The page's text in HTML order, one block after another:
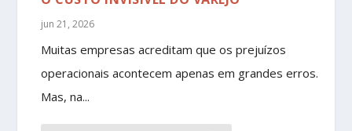
jun 21, 2026
Muitas empresas acreditam que os prejuízos
operacionais acontecem apenas em grandes erros.
Mas, na...